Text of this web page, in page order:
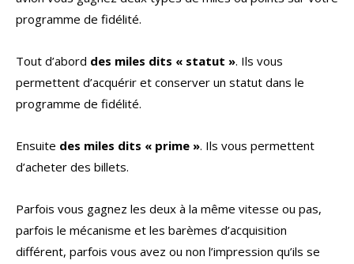
programme de fidélité.
Tout d’abord des miles dits « statut ». Ils vous
permettent d’acquérir et conserver un statut dans le
programme de fidélité.
Ensuite des miles dits « prime ». Ils vous permettent
d’acheter des billets.
Parfois vous gagnez les deux à la même vitesse ou pas,
parfois le mécanisme et les barèmes d’acquisition
différent, parfois vous avez ou non l’impression qu’ils se